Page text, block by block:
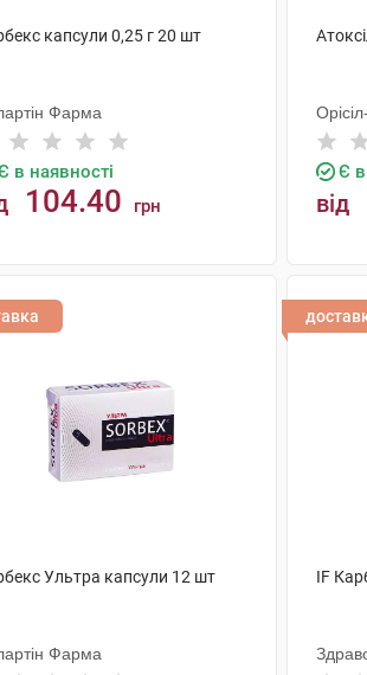
капсули 0,25 г 20 шт
Фарма
в наявності
104.40 грн
Є в
від
Ультра капсули 12 шт
Фарма
IF